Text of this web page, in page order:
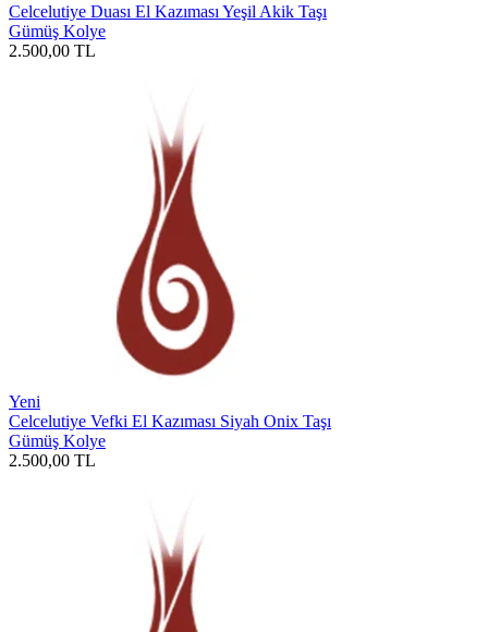
Celcelutiye Duası El Kazıması Yeşil Akik Taşı
Gümüş Kolye
2.500,00 TL
Yeni
Celcelutiye Vefki El Kazıması Siyah Onix Taşı
Gümüş Kolye
2.500,00 TL